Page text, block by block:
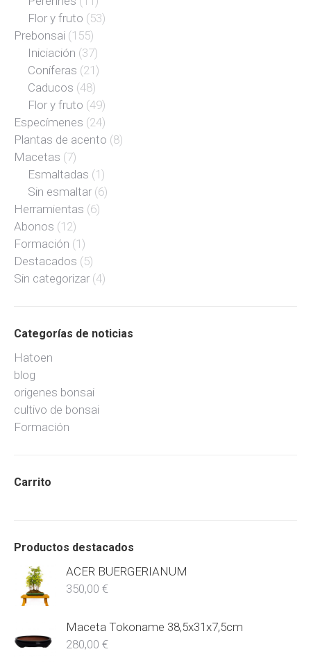
Flor y fruto (53)
Prebonsai (155)
Iniciación (37)
Coníferas (21)
Caducos (48)
Flor y fruto (49)
Especímenes (24)
Plantas de acento (8)
Macetas (7)
Esmaltadas (1)
Sin esmaltar (6)
Herramientas (6)
Abonos (12)
Formación (1)
Destacados (5)
Sin categorizar (4)
Categorías de noticias
Hatoen
blog
origenes bonsai
cultivo de bonsai
Formación
Carrito
Productos destacados
ACER BUERGERIANUM
350,00 €
Maceta Tokoname 38,5x31x7,5cm
280,00 €